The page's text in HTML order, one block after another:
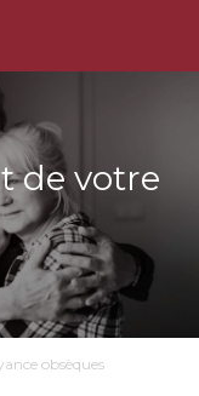
de votre
obsèques